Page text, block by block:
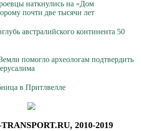
наткнулись на «Дом
почти две тысячи лет
австралийского континента 50
помогло археологам подтвердить
в Притлвелле
2010-2019